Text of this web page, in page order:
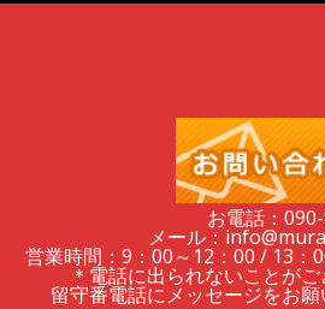
お電話：
メール：
営業時間：9：00～12：00 / 13：
＊電話に出られないことがご
留守番電話にメッセージをお願